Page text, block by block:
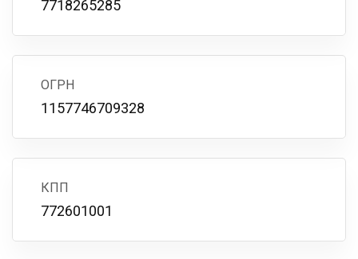
7718265285
ОГРН
1157746709328
КПП
772601001